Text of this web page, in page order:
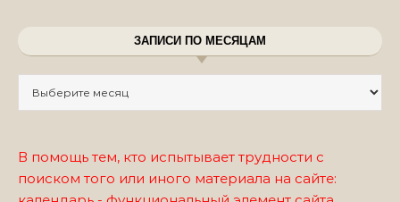
ЗАПИСИ ПО МЕСЯЦАМ
В помощь тем, кто испытывает трудности с
поиском того или иного материала на сайте: